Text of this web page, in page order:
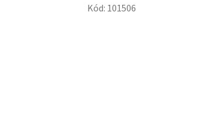
Kód: 101506